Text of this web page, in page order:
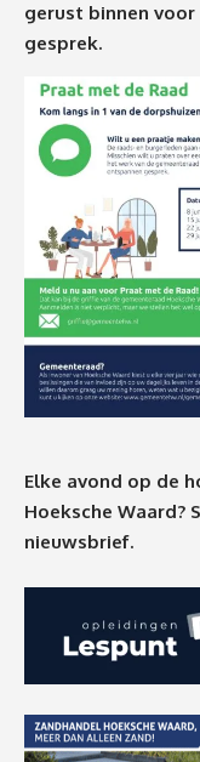
gerust binnen
gesprek.
Elke avond op de
Hoeksche Waard?
nieuwsbrief.